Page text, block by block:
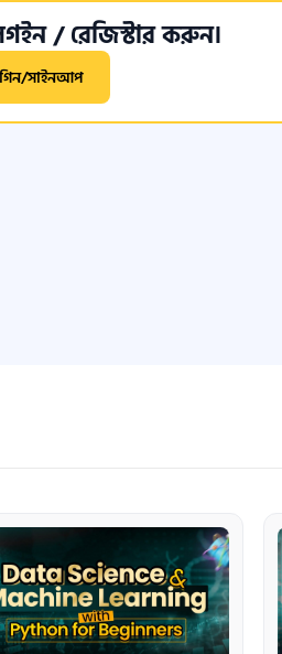
/ রেজিস্টার করুন।
সাইনআপ